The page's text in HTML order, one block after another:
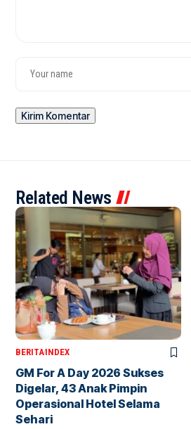
Related News
BERITAINDEX
GM For A Day 2026 Sukses
Digelar, 43 Anak Pimpin
Operasional Hotel Selama
Sehari